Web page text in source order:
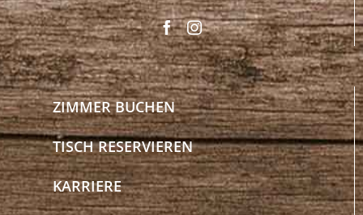
ZIMMER BUCHEN
TISCH RESERVIEREN
KARRIERE